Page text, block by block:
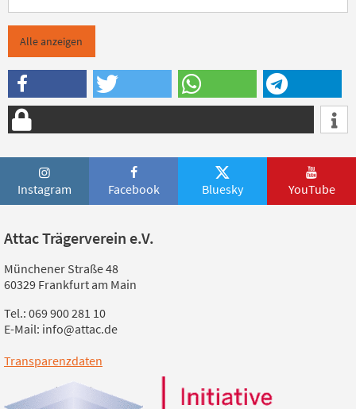
Alle anzeigen
Instagram Facebook Bluesky YouTube
Attac Trägerverein e.V.
Münchener Straße 48
60329 Frankfurt am Main
Tel.: 069 900 281 10
E-Mail: info@attac.de
Transparenzdaten